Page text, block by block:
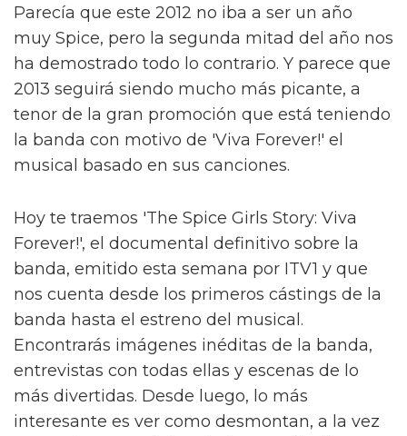
Parecía que este 2012 no iba a ser un año
muy Spice, pero la segunda mitad del año nos
ha demostrado todo lo contrario. Y parece que
2013 seguirá siendo mucho más picante, a
tenor de la gran promoción que está teniendo
la banda con motivo de 'Viva Forever!' el
musical basado en sus canciones.
Hoy te traemos 'The Spice Girls Story: Viva
Forever!', el documental definitivo sobre la
banda, emitido esta semana por ITV1 y que
nos cuenta desde los primeros cástings de la
banda hasta el estreno del musical.
Encontrarás imágenes inéditas de la banda,
entrevistas con todas ellas y escenas de lo
más divertidas. Desde luego, lo más
interesante es ver como desmontan, a la vez